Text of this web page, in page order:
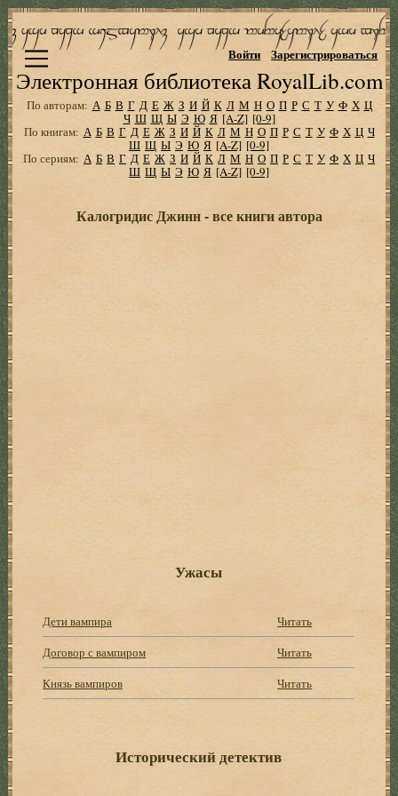
Электронная библиотека RoyalLib.com
Войти Зарегистрироваться
По авторам: А Б В Г Д Е Ж З И Й К Л М Н О П Р С Т У Ф Х Ц
Ч Ш Щ Ы Э Ю Я [A-Z] [0-9]
По книгам: А Б В Г Д Е Ж З И Й К Л М Н О П Р С Т У Ф Х Ц Ч
Ш Щ Ы Э Ю Я [A-Z] [0-9]
По сериям: А Б В Г Д Е Ж З И Й К Л М Н О П Р С Т У Ф Х Ц Ч
Ш Щ Ы Э Ю Я [A-Z] [0-9]
Калогридис Джинн - все книги автора
Ужасы
Дети вампира
Читать
Договор с вампиром
Читать
Князь вампиров
Читать
Исторический детектив